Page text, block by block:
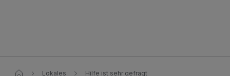
Lokales Hilfe ist sehr gefragt